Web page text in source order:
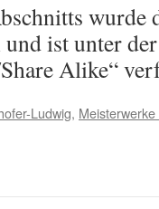
wurde
ist unter
Alike“
Ludwig,